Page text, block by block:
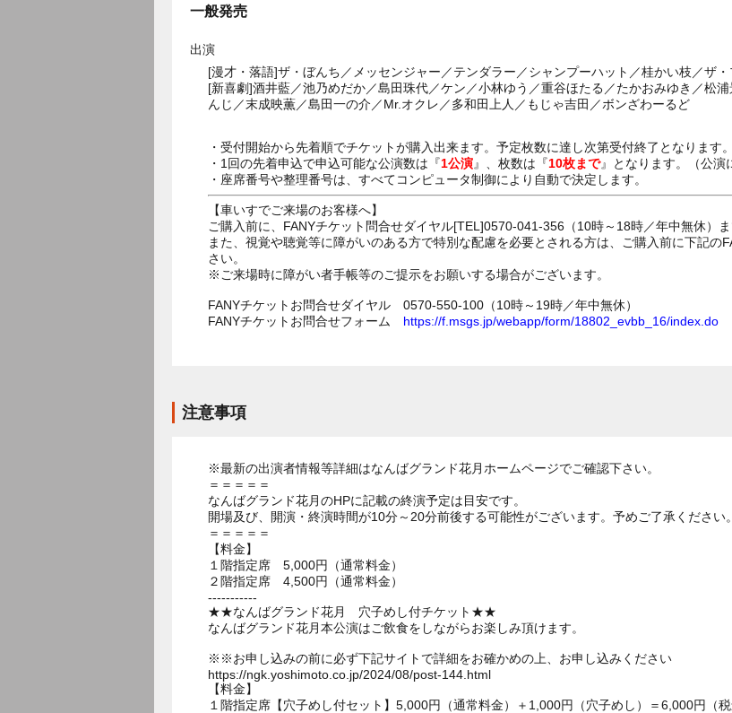
一般発売
出演
[漫才・落語]ザ・ぼんち／メッセンジャー／テンダラー／シャンプーハット／桂かい枝／ザ
[新喜劇]酒井藍／池乃めだか／島田珠代／ケン／小林ゆう／重谷ほたる／たかおみゆき／松
んじ／末成映薫／島田一の介／Mr.オクレ／多和田上人／もじゃ吉田／ボンざわーるど
・受付開始から先着順でチケットが購入出来ます。予定枚数に達し次第受付終了となります。
・1回の先着申込で申込可能な公演数は『1公演』、枚数は『10枚まで』となります。（公演
・座席番号や整理番号は、すべてコンピュータ制御により自動で決定します。
【車いすでご来場のお客様へ】
ご購入前に、FANYチケット問合せダイヤル[TEL]0570-041-356（10時～18時／年中無休）ま
また、視覚や聴覚等に障がいのある方で特別な配慮を必要とされる方は、ご購入前に下記の
さい。
※ご来場時に障がい者手帳等のご提示をお願いする場合がございます。
FANYチケットお問合せダイヤル 0570-550-100（10時～19時／年中無休）
FANYチケットお問合せフォーム https://f.msgs.jp/webapp/form/18802_evbb_16/index.do
注意事項
※最新の出演者情報等詳細はなんばグランド花月ホームページでご確認下さい。
＝＝＝＝＝
なんばグランド花月のHPに記載の終演予定は目安です。
開場及び、開演・終演時間が10分～20分前後する可能性がございます。予めご了承ください。
＝＝＝＝＝
【料金】
１階指定席 5,000円（通常料金）
２階指定席 4,500円（通常料金）
-----------
★★なんばグランド花月 穴子めし付チケット★★
なんばグランド花月本公演はご飲食をしながらお楽しみ頂けます。
※※お申し込みの前に必ず下記サイトで詳細をお確かめの上、お申し込みください
https://ngk.yoshimoto.co.jp/2024/08/post-144.html
【料金】
１階指定席【穴子めし付セット】5,000円（通常料金）＋1,000円（穴子めし）＝6,000円（税